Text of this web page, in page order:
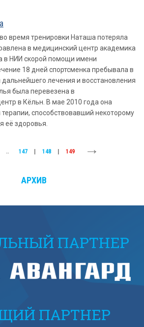
время тренировки Наташа потеряла
в медицинский центр академика
в НИИ скорой помощи имени
18 дней спортсменка пребывала в
лечения и восстановления
была перевезена в
в Кёльн. В мае 2010 года она
способствовавший некоторому
её здоровья.
.. 147 | 148 | 149
АРХИВ
ПАРТНЕР
ПАРТНЕР